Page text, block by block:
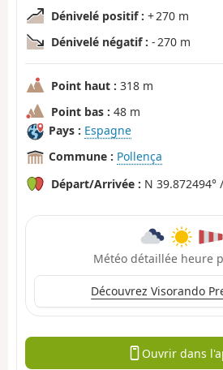
Dénivelé positif : + 270 m
Dénivelé négatif : - 270 m
Point haut : 318 m
Point bas : 48 m
Pays : Espagne
Commune : Pollença
Départ/Arrivée : N 39.872494°
Météo détaillée heure
Découvrez Visorando
Ouvrir dans